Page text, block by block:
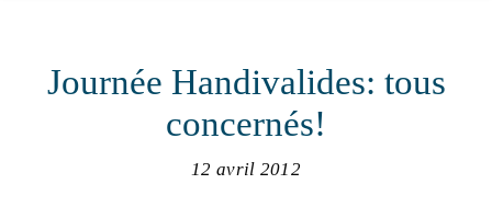
Journée Handivalides: tous
concernés!
12 avril 2012